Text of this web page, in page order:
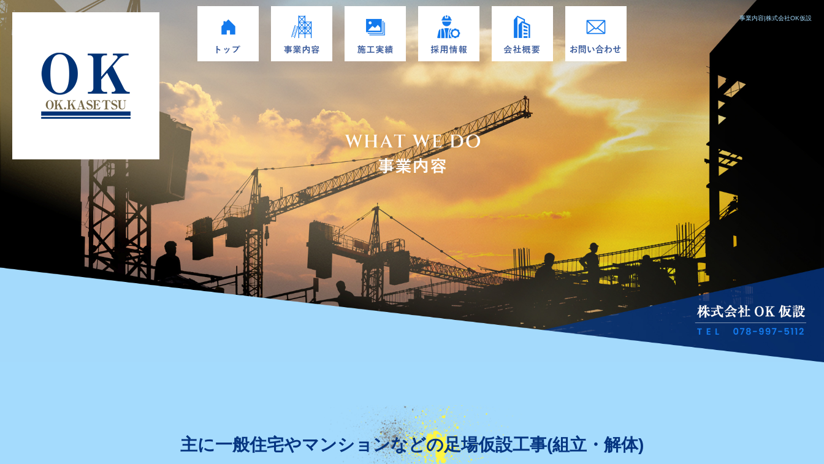
事業内容|株式会社OK仮設
主に一般住宅やマンションなどの足場仮設工事(組立・解体)